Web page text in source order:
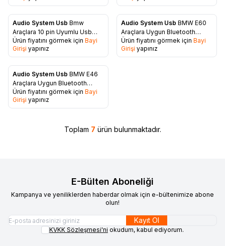
Favorilere Ekle
Audio System Usb Bmw
Araçlara 10 pin Uyumlu Usb
Aux Aparatı
Ürün fiyatını görmek için Bayi
Girişi yapınız
Favorilere Ekle
Audio System Usb BMW E60
Araçlara Uygun Bluetooth
Aparatı
Ürün fiyatını görmek için Bayi
Girişi yapınız
Favorilere Ekle
Audio System Usb BMW E46
Araçlara Uygun Bluetooth
Aparatı 10pin
Ürün fiyatını görmek için Bayi
Girişi yapınız
Toplam 7 ürün bulunmaktadır.
E-Bülten Aboneliği
Kampanya ve yeniliklerden haberdar olmak için e-bültenimize abone
olun!
Kayıt Ol
KVKK Sözleşmesi'ni okudum, kabul ediyorum.